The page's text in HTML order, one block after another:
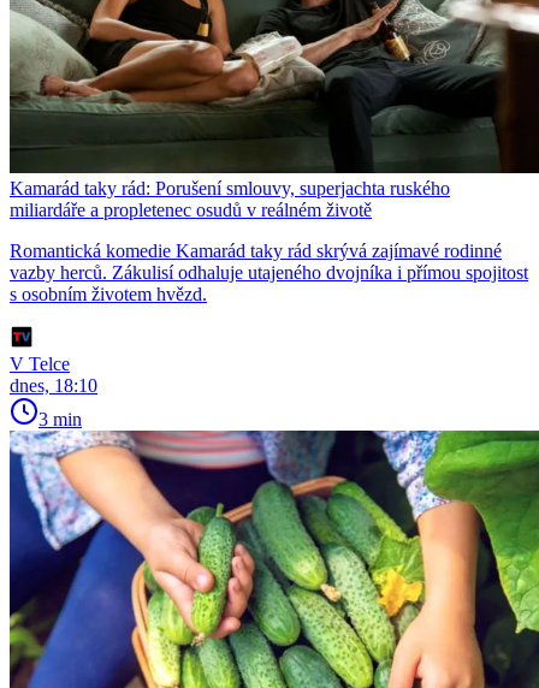
Kamarád taky rád: Porušení smlouvy, superjachta ruského
miliardáře a propletenec osudů v reálném životě
Romantická komedie Kamarád taky rád skrývá zajímavé rodinné
vazby herců. Zákulisí odhaluje utajeného dvojníka i přímou spojitost
s osobním životem hvězd.
V Telce
dnes, 18:10
3 min